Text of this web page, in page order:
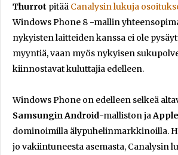
Thurrot pitää Canalysin lukuja
Windows Phone 8 -mallin
nykyisten laitteiden kanssa ei ole
myyntiä, vaan myös nykyisen
kiinnostavat kuluttajia edelleen.
Windows Phone on edelleen selkeä
SamsunginAndroid-malliston ja
dominoimilla älypuhelinmarkkinoilla.
jo vakiintuneesta asemasta, Canalysin